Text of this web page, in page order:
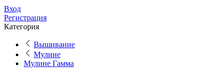
Вход
Регистрация
Категория
Вышивание
Мулине
Мулине Гамма